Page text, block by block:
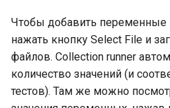
Чтобы добавить переменные
нажать кнопку Select File и
файлов. Collection runner
количество значений (и
тестов). Там же можно